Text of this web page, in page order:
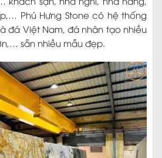
Phú Hưng Stone có hệ thống
đá Việt Nam, đá nhân tạo nhiều
sẵn nhiều mẫu đẹp.